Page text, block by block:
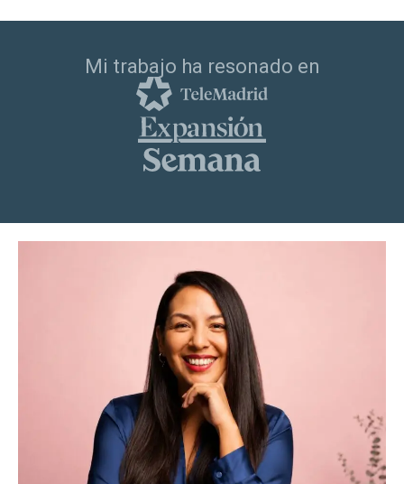
Mi trabajo ha resonado en